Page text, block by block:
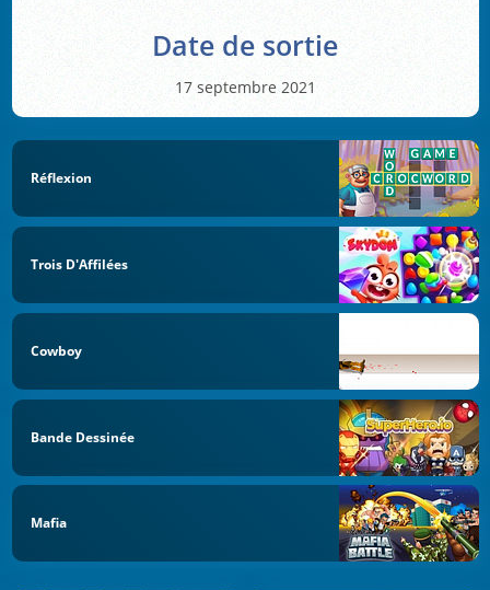
Date de sortie
17 septembre 2021
Réflexion
Trois D'Affilées
Cowboy
Bande Dessinée
Mafia